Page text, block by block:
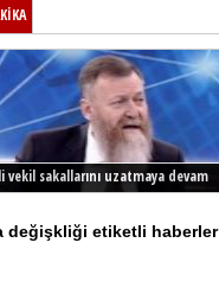
vekil sakallarını uzatmaya devam
değişkliği etiketli haberler